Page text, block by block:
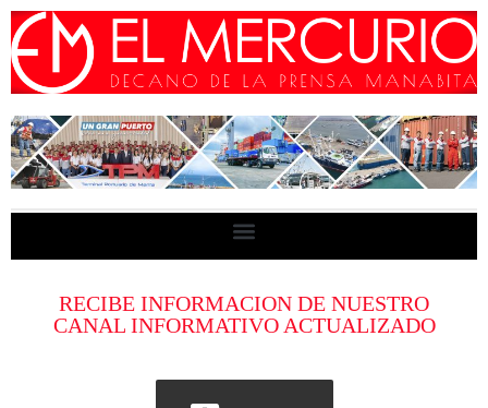
RECIBE INFORMACION DE NUESTRO
CANAL INFORMATIVO ACTUALIZADO